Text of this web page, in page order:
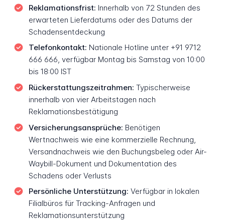
Reklamationsfrist: Innerhalb von 72 Stunden des
erwarteten Lieferdatums oder des Datums der
Schadensentdeckung
Telefonkontakt: Nationale Hotline unter +91 9712
666 666, verfügbar Montag bis Samstag von 10:00
bis 18:00 IST
Rückerstattungszeitrahmen: Typischerweise
innerhalb von vier Arbeitstagen nach
Reklamationsbestätigung
Versicherungsansprüche: Benötigen
Wertnachweis wie eine kommerzielle Rechnung,
Versandnachweis wie den Buchungsbeleg oder Air-
Waybill-Dokument und Dokumentation des
Schadens oder Verlusts
Persönliche Unterstützung: Verfügbar in lokalen
Filialbüros für Tracking-Anfragen und
Reklamationsunterstützung